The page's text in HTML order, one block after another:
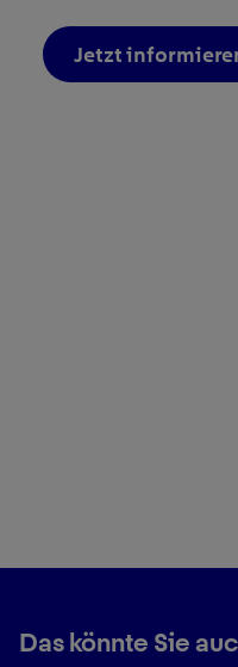
Jetzt
Das könnte Sie